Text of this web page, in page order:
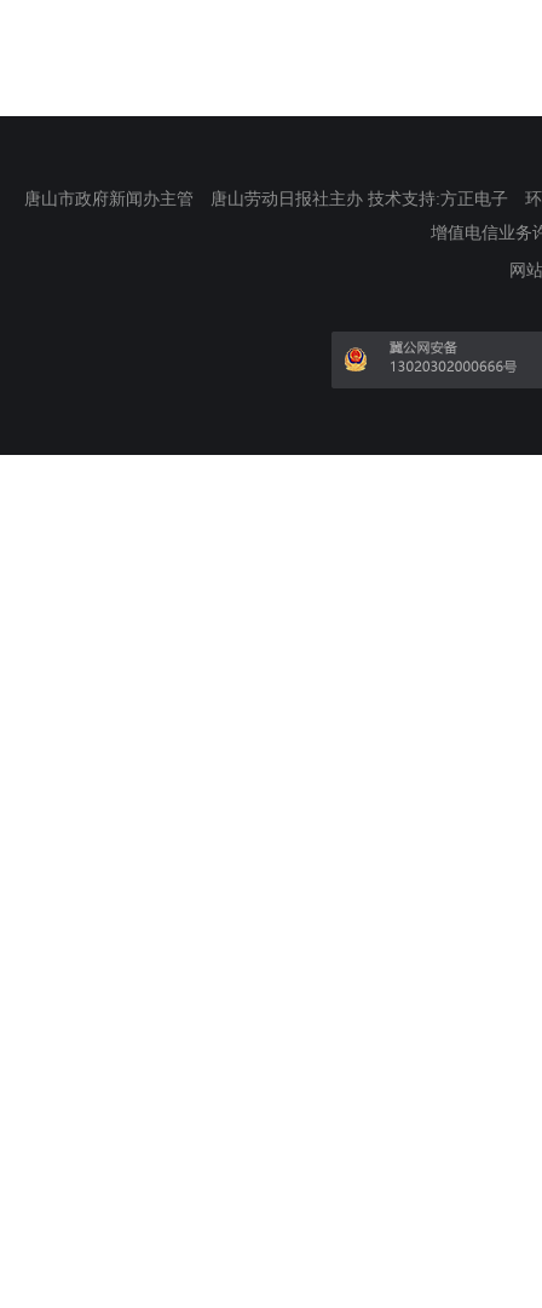
唐山市政府新闻办主管 唐山劳动日报社主办 技术支持:方正电子
增值电信业务
网